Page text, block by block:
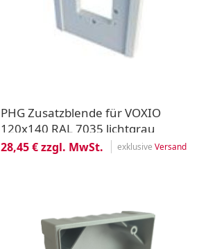
PHG Zusatzblende für VOXIO
120x140 RAL 7035 lichtgrau
28,45 € zzgl. MwSt. exklusive Versand